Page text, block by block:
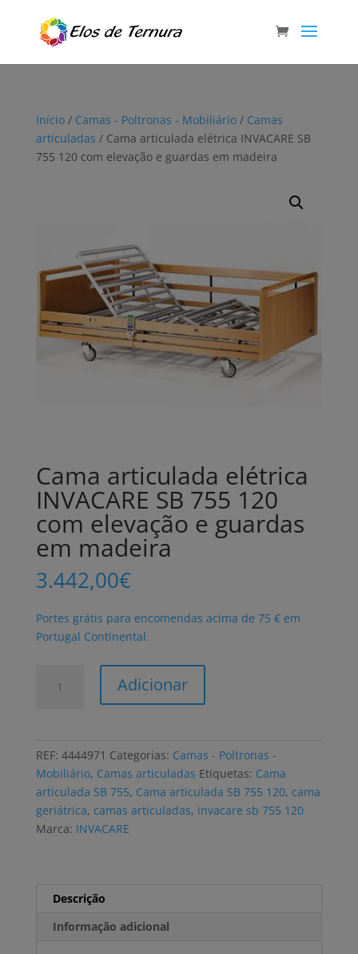
Início/ Camas - Poltronas - Mobiliário/ Camas
articuladas / Cama articulada elétrica INVACARE SB
755 120 com elevação e guardas em madeira
Cama articulada elétrica
INVACARE SB 755 120
com elevação e guardas
em madeira
3.442,00€
Portes grátis para encomendas acima de 75 € em
Portugal Continental.
INVACARE
120
guardas
madeira
Adicionar
REF: 4444971 Categorias: Camas - Poltronas -
Mobiliário, Camas articuladas Etiquetas: Cama
articulada SB 755, Cama articulada SB 755 120, cama
geriátrica, camas articuladas, invacare sb 755 120
Marca: INVACARE
Descrição
Informação adicional